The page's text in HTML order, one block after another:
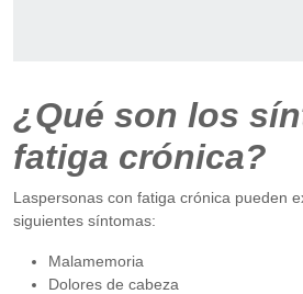
¿Qué son los
fatiga crónica?
Laspersonas con fatiga crónica pueden
siguientes síntomas:
Malamemoria
Dolores de cabeza